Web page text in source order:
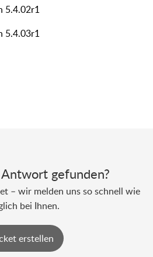
5.4.02r1
5.4.03r1
gefunden?
– wir melden uns so schnell wie
bei Ihnen.
erstellen